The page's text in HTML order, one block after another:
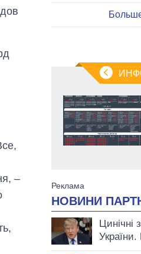
–
– до 5
долго
СВР